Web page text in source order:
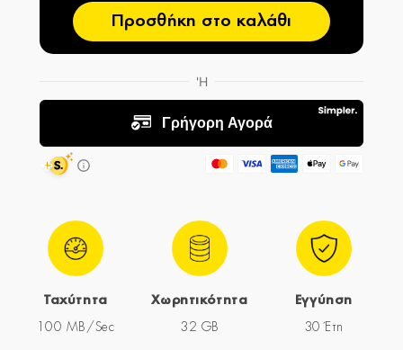
Προσθήκη στο καλάθι
Ταχύτητα
100 MB/Sec
Χωρητικότητα
32 GB
Εγγύηση
30 Έτη